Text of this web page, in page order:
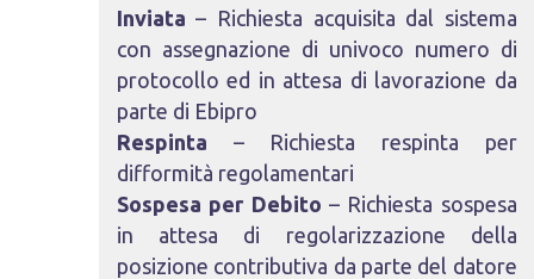
Inviata – Richiesta acquisita dal sistema
con assegnazione di univoco numero di
protocollo ed in attesa di lavorazione da
parte di Ebipro
Respinta – Richiesta respinta per
difformità regolamentari
Sospesa per Debito – Richiesta sospesa
in attesa di regolarizzazione della
posizione contributiva da parte del datore